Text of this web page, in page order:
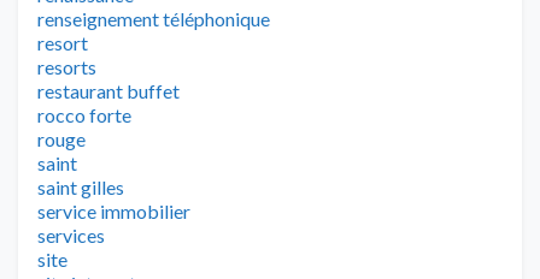
renseignement téléphonique
resort
resorts
restaurant buffet
rocco forte
rouge
saint
saint gilles
service immobilier
services
site